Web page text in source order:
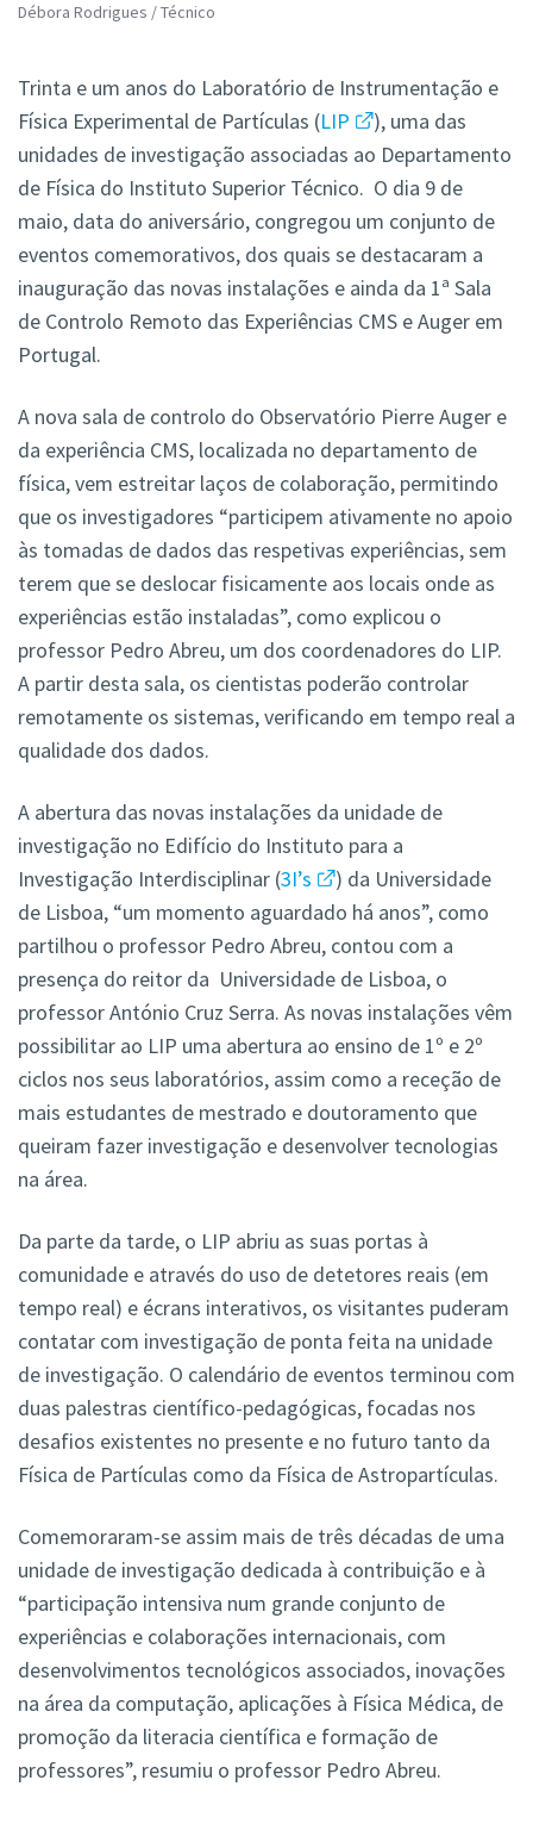
Débora Rodrigues / Técnico
Trinta e um anos do Laboratório de Instrumentação e
Física Experimental de Partículas (LIP
), uma das
unidades de investigação associadas ao Departamento
de Física do Instituto Superior Técnico. O dia 9 de
maio, data do aniversário, congregou um conjunto de
eventos comemorativos, dos quais se destacaram a
inauguração das novas instalações e ainda da 1ª Sala
de Controlo Remoto das Experiências CMS e Auger em
Portugal.
A nova sala de controlo do Observatório Pierre Auger e
da experiência CMS, localizada no departamento de
física, vem estreitar laços de colaboração, permitindo
que os investigadores “participem ativamente no apoio
às tomadas de dados das respetivas experiências, sem
terem que se deslocar fisicamente aos locais onde as
experiências estão instaladas”, como explicou o
professor Pedro Abreu, um dos coordenadores do LIP.
A partir desta sala, os cientistas poderão controlar
remotamente os sistemas, verificando em tempo real a
qualidade dos dados.
A abertura das novas instalações da unidade de
investigação no Edifício do Instituto para a
Investigação Interdisciplinar (3I’s
) da Universidade
de Lisboa, “um momento aguardado há anos”, como
partilhou o professor Pedro Abreu, contou com a
presença do reitor da Universidade de Lisboa, o
professor António Cruz Serra. As novas instalações vêm
possibilitar ao LIP uma abertura ao ensino de 1º e 2º
ciclos nos seus laboratórios, assim como a receção de
mais estudantes de mestrado e doutoramento que
queiram fazer investigação e desenvolver tecnologias
na área.
Da parte da tarde, o LIP abriu as suas portas à
comunidade e através do uso de detetores reais (em
tempo real) e écrans interativos, os visitantes puderam
contatar com investigação de ponta feita na unidade
de investigação. O calendário de eventos terminou com
duas palestras científico-pedagógicas, focadas nos
desafios existentes no presente e no futuro tanto da
Física de Partículas como da Física de Astropartículas.
Comemoraram-se assim mais de três décadas de uma
unidade de investigação dedicada à contribuição e à
“participação intensiva num grande conjunto de
experiências e colaborações internacionais, com
desenvolvimentos tecnológicos associados, inovações
na área da computação, aplicações à Física Médica, de
promoção da literacia científica e formação de
professores”, resumiu o professor Pedro Abreu.